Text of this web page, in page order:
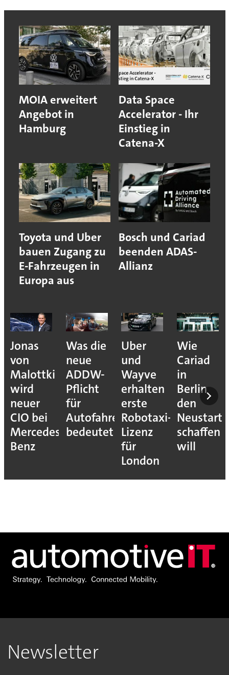
MOIA erweitert
Angebot in
Hamburg
Data Space
Accelerator - Ihr
Einstieg in
Catena-X
Toyota und Uber
bauen Zugang zu
E-Fahrzeugen in
Europa aus
Bosch und Cariad
beenden ADAS-
Allianz
Jonas
von
Malottki
wird
neuer
CIO bei
Mercedes-
Benz
Was die
neue
ADDW-
Pflicht
für
Autofahrer
bedeutet
Uber
und
Wayve
erhalten
erste
Robotaxi-
Lizenz
für
London
Wie
Cariad
in
Berlin
den
Neustart
schaffen
will
Newsletter